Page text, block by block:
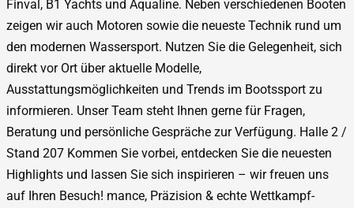
Finval, B1 Yachts und Aqualine. Neben verschiedenen Booten
zeigen wir auch Motoren sowie die neueste Technik rund um
den modernen Wassersport. Nutzen Sie die Gelegenheit, sich
direkt vor Ort über aktuelle Modelle,
Ausstattungsmöglichkeiten und Trends im Bootssport zu
informieren. Unser Team steht Ihnen gerne für Fragen,
Beratung und persönliche Gespräche zur Verfügung. Halle 2 /
Stand 207 Kommen Sie vorbei, entdecken Sie die neuesten
Highlights und lassen Sie sich inspirieren – wir freuen uns
auf Ihren Besuch! mance, Präzision & echte Wettkampf-